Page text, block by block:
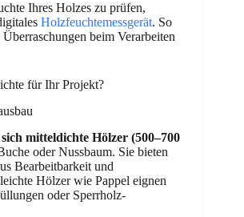
Ihres Holzes zu prüfen,
Holzfeuchtemessgerät. So
beim Verarbeiten
für Ihr Projekt?
mitteldichte Hölzer (500–700
oder Nussbaum. Sie bieten
Bearbeitbarkeit und
Hölzer wie Pappel eignen
oder Sperrholz-